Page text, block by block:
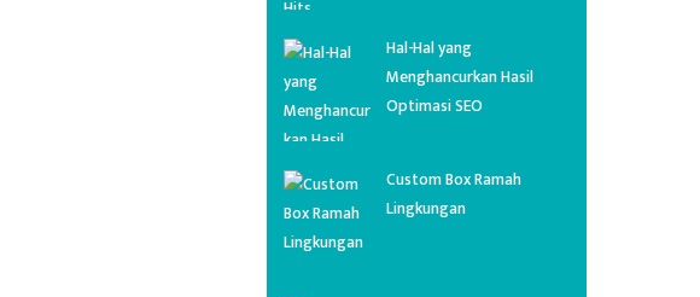
Hal-Hal yang
Menghancurkan Hasil
Optimasi SEO
Custom Box Ramah
Lingkungan